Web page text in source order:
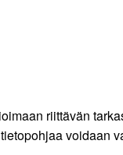
riittävän
voidaan